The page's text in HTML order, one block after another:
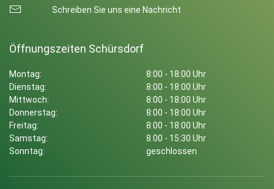
Schreiben Sie uns eine Nachricht
Öffnungszeiten Schürsdorf
Montag:
Dienstag:
Mittwoch:
Donnerstag:
Freitag:
Samstag:
Sonntag:
8:00 - 18:00 Uhr
8:00 - 18:00 Uhr
8:00 - 18:00 Uhr
8:00 - 18:00 Uhr
8:00 - 18:00 Uhr
8.00 - 15:30 Uhr
geschlossen